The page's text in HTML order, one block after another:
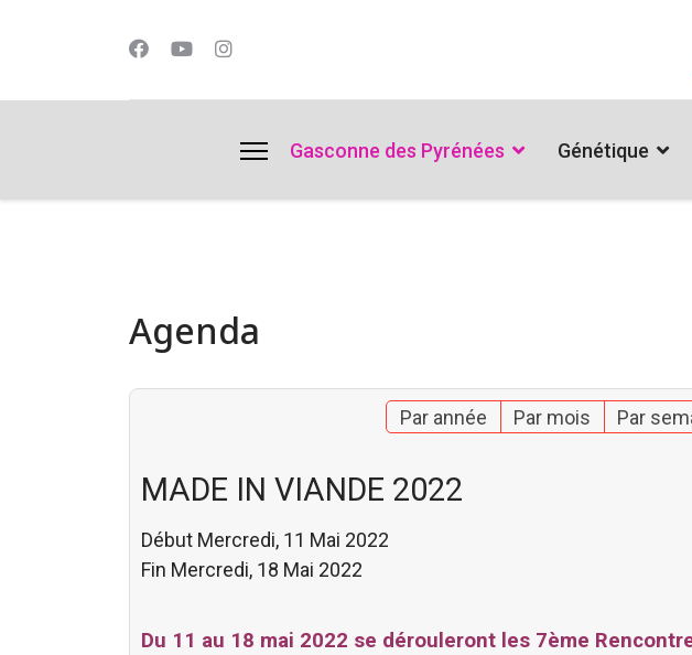
Gasconne des Pyrénées Génétique
Agenda
Par année Par mois Par
MADE IN VIANDE 2022
Début Mercredi, 11 Mai 2022
Fin Mercredi, 18 Mai 2022
Du 11 au 18 mai 2022 se dérouleront les 7ème